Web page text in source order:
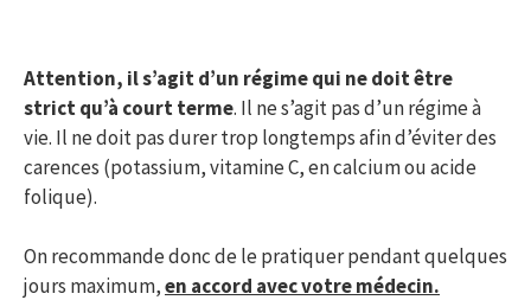
Attention, il s’agit d’un régime qui ne doit être
strict qu’à court terme. Il ne s’agit pas d’un régime à
vie. Il ne doit pas durer trop longtemps afin d’éviter des
carences (potassium, vitamine C, en calcium ou acide
folique).
On recommande donc de le pratiquer pendant quelques
jours maximum,en accord avec votre médecin.